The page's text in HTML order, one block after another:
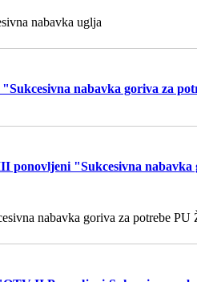
nabavka uglja
"Sukcesivna nabavka goriva za
ponovljeni "Sukcesivna nabavka
nabavka goriva za potrebe PU